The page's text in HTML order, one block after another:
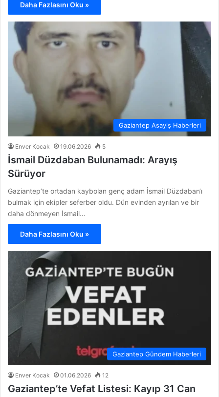
Daha Fazlasını Oku »
Gaziantep Asayiş Haberleri
Enver Kocak 19.06.2026 5
İsmail Düzdaban Bulunamadı: Arayış
Sürüyor
Gaziantep’te ortadan kaybolan genç adam İsmail Düzdaban‘ı
bulmak için ekipler seferber oldu. Dün evinden ayrılan ve bir
daha dönmeyen İsmail…
Daha Fazlasını Oku »
Gaziantep Gündem Haberleri
Enver Kocak 01.06.2026 12
Gaziantep’te Vefat Listesi: Kayıp 31 Can